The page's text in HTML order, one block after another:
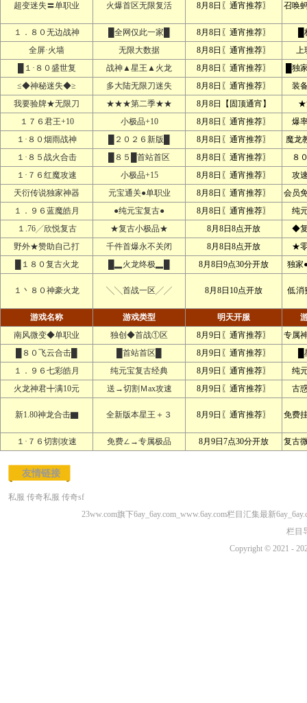
超变迷失〓单职业 火爆首区无限复活 8月8日〖通宵推荐〗 召唤
１．８０无边战神 █全网仅此一家█ 8月8日〖通宵推荐〗
全屏·火墙
无限大数据 8月8日〖通宵推荐〗
上
█１·８０盛世复
战神▲星王▲火龙 8月8日〖通宵推荐〗
█独
≤◆神秘迷失◆≥
多大陆无限刀迷失 8月8日〖通宵推荐〗
装
我要验牌★无限刀
★★★第二季★★ 8月8日【固顶通宵】
★
１７６君王+10
小极品+10 8月8日〖通宵推荐〗
爆
１·８０烟雨战神
█２０２６新版█ 8月8日〖通宵推荐〗
魔龙
１·８５战火合击
█８５█首站首区 8月8日〖通宵推荐〗
８
１·７６红魔攻速
小极品+15 8月8日〖通宵推荐〗
攻
天衍传说独家神器
元宝通关●单职业 8月8日〖通宵推荐〗
会员
１．９６蓝魔皓月
●纯元宝复古● 8月8日〖通宵推荐〗
纯
１.76╱欣悦复古
★复古小极品★ 8月8日8点开放
◆
野外★赞助自己打
千件首爆永不关闭 8月8日8点开放
★
█１８０复古火龙
█▂火龙终极▂█ 8月8日9点30分开放 独家
１丶８０神豪火龙 ╲╲首战一区╱╱ 8月8日10点开放 低
游戏名称 游戏类型 明天开服
南风微变◆单职业
独创◆首战①区 8月9日〖通宵推荐〗
专属
█８０飞云合击█
█首站首区█ 8月9日〖通宵推荐〗
１．９６七彩皓月
纯元宝复古经典 8月9日〖通宵推荐〗
纯
火龙神君╋满10元
送→切割Ｍax攻速 8月9日〖通宵推荐〗 古
新1.80神龙合击▇ 全新版本星王＋３ 8月9日〖通宵推荐〗 免费
１·７６切割攻速 免费∠→专属极品 8月9日7点30分开放 复古
友情链接
私服 传奇私服 传奇sf
23ww.com旗下6ay_6ay.com_www.6ay.com栏目汇集最新
栏目
Copyright © 2021 -